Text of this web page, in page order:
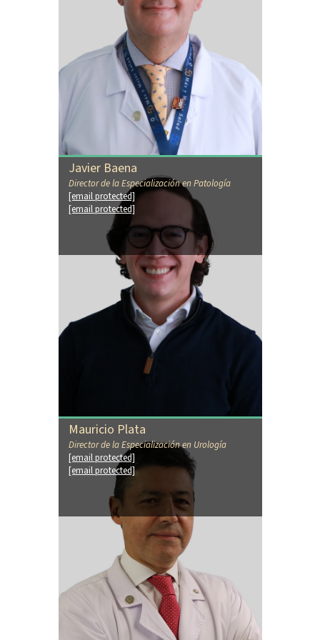
Javier Baena
Director de la Especialización en Patología
[email protected]
[email protected]
Mauricio Plata
Director de la Especialización en Urología
[email protected]
[email protected]